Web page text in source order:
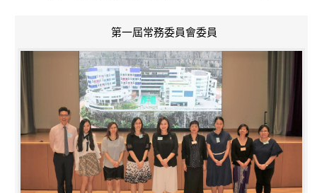
第一屆常務委員會委員